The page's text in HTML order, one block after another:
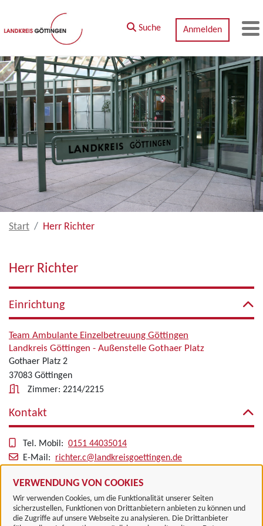
Zum Hauptinhalt springen
VERWENDUNG VON COOKIES
Wir verwenden Cookies, um die Funktionalität unserer Seiten
sicherzustellen, Funktionen von Drittanbietern anbieten zu können und
die Zugriffe auf unsere Webseite zu analysieren. Die Drittanbieter
Suche Anmelden
Start Herr Richter
Herr Richter
Einrichtung
Team Ambulante Einzelbetreuung Göttingen
Landkreis Göttingen - Außenstelle Gothaer Platz
Gothaer Platz 2
37083 Göttingen
Zimmer: 2214/2215
Kontakt
Tel. Mobil: 0151 44035014
E-Mail: richter.c@landkreisgoettingen.de
Alle zugeordneten Einrichtungen